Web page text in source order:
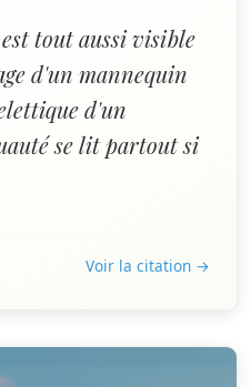
tout aussi visible
d'un mannequin
d'un
se lit partout si
Voir la citation →